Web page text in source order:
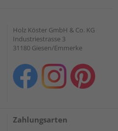
Holz Köster GmbH & Co. KG
Industriestrasse 3
31180 Giesen/Emmerke
Zahlungsarten